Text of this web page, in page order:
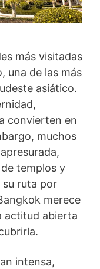
más visitadas
una de las más
asiático.
convierten en
muchos
templos y
ruta por
merece
actitud abierta
intensa,